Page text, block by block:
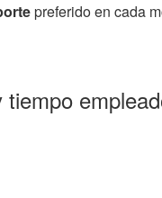
preferido en cada